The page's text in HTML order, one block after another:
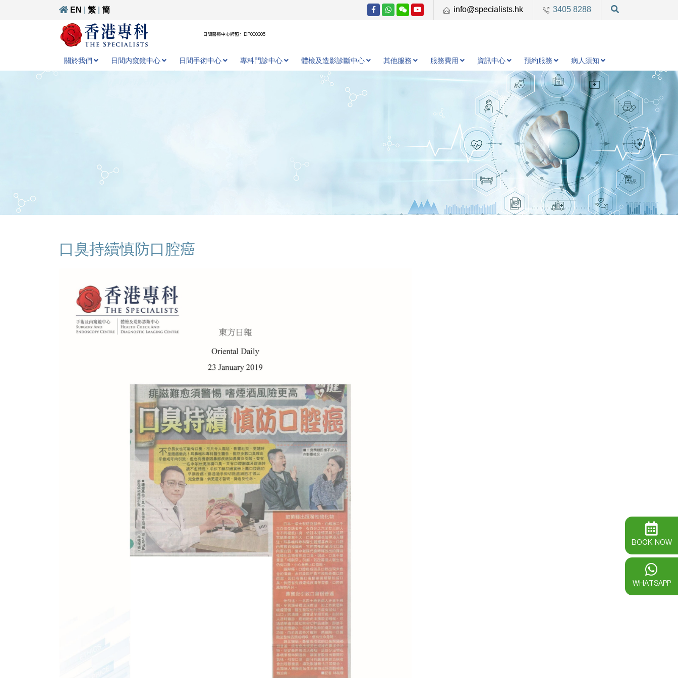
EN 繁 簡 info@specialists.hk 3405 8288
日間醫療中心牌照：DP000305
關於我們 日間内窺鏡中心 日間手術中心 專科門診中心 體檢及造影診斷中心 其他服務 服務費用 資訊中心 預約服務 病人須知
口臭持續慎防口腔癌
BOOK NOW
WHATSAPP